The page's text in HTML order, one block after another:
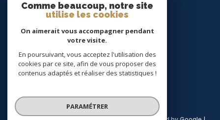
Nous
adhérons
Avis
Clients
Comme beaucoup, notre site
utilise les cookies
On aimerait vous accompagner pendant
votre visite.
En poursuivant, vous acceptez l'utilisation des
cookies par ce site, afin de vous proposer des
contenus adaptés et réaliser des statistiques !
PARAMÉTRER